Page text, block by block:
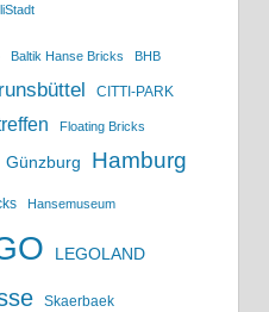
Baltik Hanse Bricks BHB
CITTI-PARK
Floating Bricks
Günzburg Hamburg
Hansemuseum
LEGOLAND
Skaerbaek